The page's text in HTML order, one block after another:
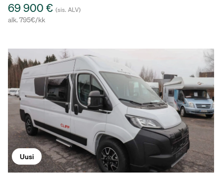
69 900 € (sis. ALV)
alk. 795€/kk
Uusi